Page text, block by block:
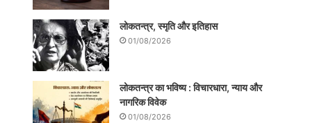
लोकतन्त्र, स्मृति और इतिहास
01/08/2026
लोकतन्त्र का भविष्य : विचारधारा, न्याय और
नागरिक विवेक
01/08/2026